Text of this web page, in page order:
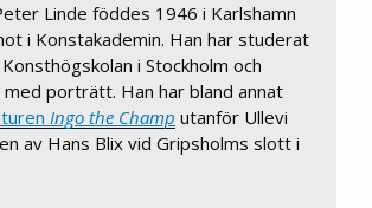
Linde föddes 1946 i Karlshamn
i Konstakademin. Han har studerat
i Stockholm och
porträtt. Han har bland annat
Ingo the Champ utanför Ullevi
av Hans Blix vid Gripsholms slott i